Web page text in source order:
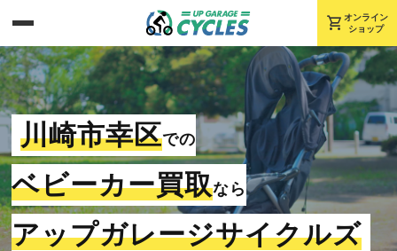
shopping_cart オンライン
ショップ
川崎市幸区での
ベビーカー買取なら
アップガレージサイクルズ